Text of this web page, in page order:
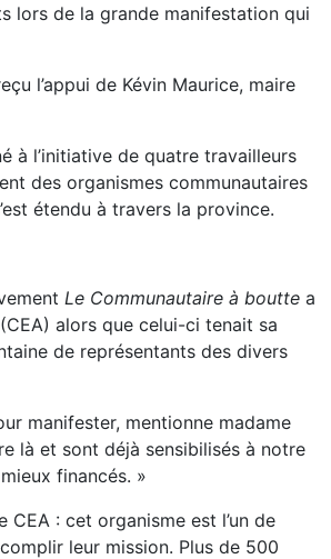
lors de la grande manifestation qui
l’appui de Kévin Maurice, maire
à l’initiative de quatre travailleurs
des organismes communautaires
étendu à travers la province.
Le Communautaire à boutte a
alors que celui-ci tenait sa
de représentants des divers
manifester, mentionne madame
là et sont déjà sensibilisés à notre
financés. »
: cet organisme est l’un de
leur mission. Plus de 500